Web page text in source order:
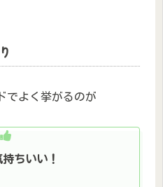
でよく挙がるのが
ちいい！